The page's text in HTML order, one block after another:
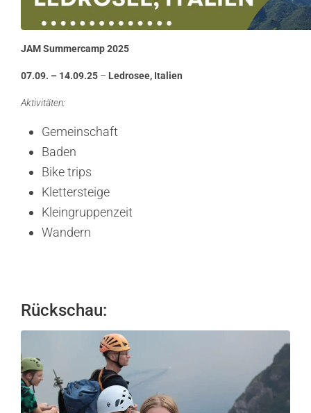
JAM Summercamp 2025
07.09. – 14.09.25 – Ledrosee, Italien
Aktivitäten:
Gemeinschaft
Baden
Bike trips
Klettersteige
Kleingruppenzeit
Wandern
Rückschau: